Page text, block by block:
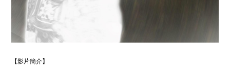
【影片簡介】